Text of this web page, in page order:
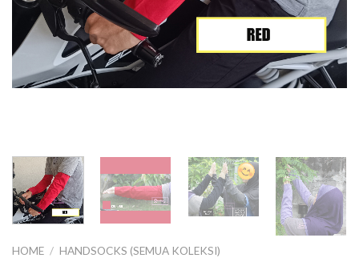
HOME / HANDSOCKS (SEMUA KOLEKSI)